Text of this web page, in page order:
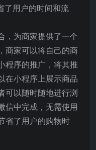
了用户的时间和流
，为商家提供了一个
商家可以将自己的商
程序的推广，将其推
在小程序上展示商品
可以随时随地进行浏
信中完成，无需使用
省了用户的购物时